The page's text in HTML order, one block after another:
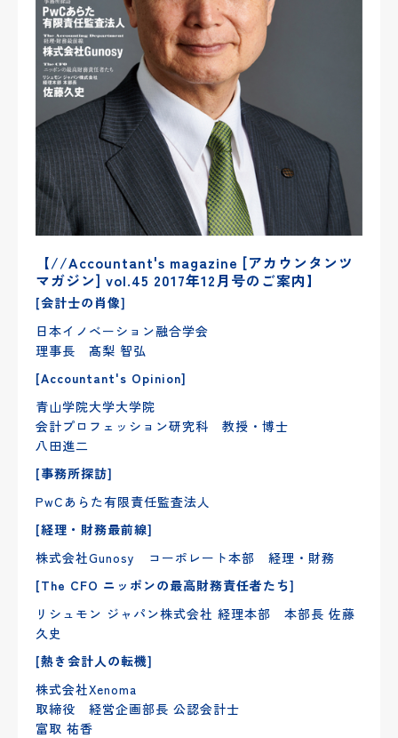
【//Accountant's magazine [アカウンタンツ
マガジン] vol.45 2017年12月号のご案内】
[会計士の肖像]
日本イノベーション融合学会
理事長 髙梨 智弘
[Accountant's Opinion]
青山学院大学大学院
会計プロフェッション研究科 教授・博士
八田進二
[事務所探訪]
PwCあらた有限責任監査法人
[経理・財務最前線]
株式会社Gunosy コーポレート本部 経理・財務
[The CFO ニッポンの最高財務責任者たち]
リシュモン ジャパン株式会社 経理本部 本部長 佐藤
久史
[熱き会計人の転機]
株式会社Xenoma
取締役 経営企画部長 公認会計士
富取 祐香